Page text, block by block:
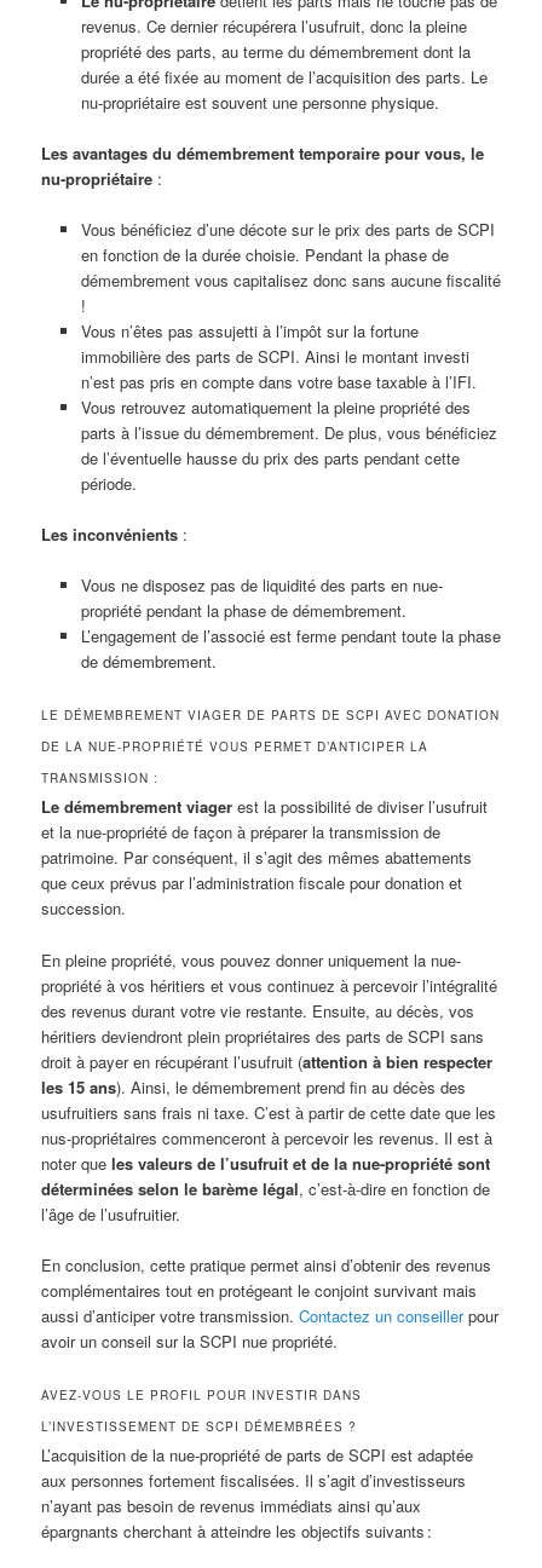
revenus. Ce dernier récupérera l’usufruit, donc la pleine
propriété des parts, au terme du démembrement dont la
durée a été fixée au moment de l’acquisition des parts. Le
nu-propriétaire est souvent une personne physique.
Les avantages du démembrement temporaire pour vous, le
nu-propriétaire :
Vous bénéficiez d’une décote sur le prix des parts de SCPI
en fonction de la durée choisie. Pendant la phase de
démembrement vous capitalisez donc sans aucune fiscalité
!
Vous n’êtes pas assujetti à l’impôt sur la fortune
immobilière des parts de SCPI. Ainsi le montant investi
n’est pas pris en compte dans votre base taxable à l’IFI.
Vous retrouvez automatiquement la pleine propriété des
parts à l’issue du démembrement. De plus, vous bénéficiez
de l’éventuelle hausse du prix des parts pendant cette
période.
Les inconvénients :
Vous ne disposez pas de liquidité des parts en nue-
propriété pendant la phase de démembrement.
L’engagement de l’associé est ferme pendant toute la phase
de démembrement.
LE DÉMEMBREMENT VIAGER DE PARTS DE SCPI AVEC DONATION
DE LA NUE-PROPRIÉTÉ VOUS PERMET D’ANTICIPER LA
TRANSMISSION :
Le démembrement viager est la possibilité de diviser l’usufruit
et la nue-propriété de façon à préparer la transmission de
patrimoine. Par conséquent, il s’agit des mêmes abattements
que ceux prévus par l’administration fiscale pour donation et
succession.
En pleine propriété, vous pouvez donner uniquement la nue-
propriété à vos héritiers et vous continuez à percevoir l’intégralité
des revenus durant votre vie restante. Ensuite, au décès, vos
héritiers deviendront plein propriétaires des parts de SCPI sans
droit à payer en récupérant l’usufruit (attention à bien respecter
les 15 ans). Ainsi, le démembrement prend fin au décès des
usufruitiers sans frais ni taxe. C’est à partir de cette date que les
nus-propriétaires commenceront à percevoir les revenus. Il est à
noter que les valeurs de l’usufruit et de la nue-propriété sont
déterminées selon le barème légal, c’est-à-dire en fonction de
l’âge de l’usufruitier.
En conclusion, cette pratique permet ainsi d’obtenir des revenus
complémentaires tout en protégeant le conjoint survivant mais
aussi d’anticiper votre transmission.Contactez un conseillerpour
avoir un conseil sur la SCPI nue propriété.
AVEZ-VOUS LE PROFIL POUR INVESTIR DANS
L’INVESTISSEMENT DE SCPI DÉMEMBRÉES ?
L’acquisition de la nue-propriété de parts de SCPI est adaptée
aux personnes fortement fiscalisées. Il s’agit d’investisseurs
n’ayant pas besoin de revenus immédiats ainsi qu’aux
épargnants cherchant à atteindre les objectifs suivants :